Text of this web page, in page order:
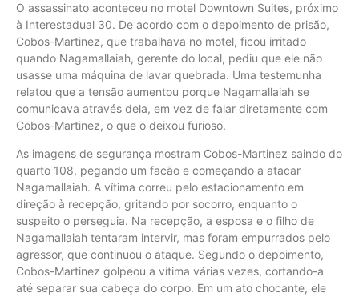
O assassinato aconteceu no motel Downtown Suites, próximo
à Interestadual 30. De acordo com o depoimento de prisão,
Cobos-Martinez, que trabalhava no motel, ficou irritado
quando Nagamallaiah, gerente do local, pediu que ele não
usasse uma máquina de lavar quebrada. Uma testemunha
relatou que a tensão aumentou porque Nagamallaiah se
comunicava através dela, em vez de falar diretamente com
Cobos-Martinez, o que o deixou furioso.
As imagens de segurança mostram Cobos-Martinez saindo do
quarto 108, pegando um facão e começando a atacar
Nagamallaiah. A vítima correu pelo estacionamento em
direção à recepção, gritando por socorro, enquanto o
suspeito o perseguia. Na recepção, a esposa e o filho de
Nagamallaiah tentaram intervir, mas foram empurrados pelo
agressor, que continuou o ataque. Segundo o depoimento,
Cobos-Martinez golpeou a vítima várias vezes, cortando-a
até separar sua cabeça do corpo. Em um ato chocante, ele